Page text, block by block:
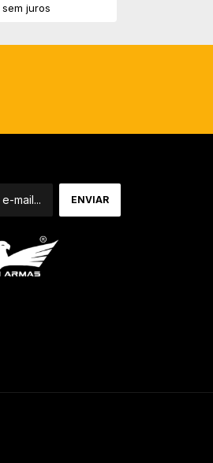
sem juros